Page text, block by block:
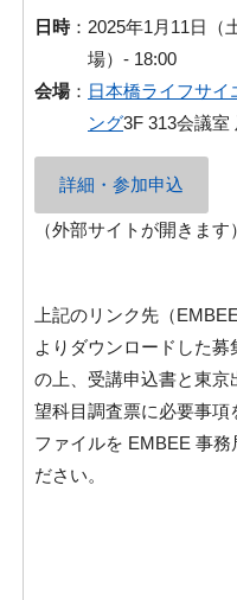
日時： 2025年1月11日（
場）- 18:00
会場： 日本橋ライフサイ
ング3F 313会議室
詳細・参加申込
（外部サイトが開きます）
上記のリンク先（
よりダウンロードした募
の上、受講申込書と東京
望科目調査票に必要事項
ファイルを EMBEE 事務
ださい。